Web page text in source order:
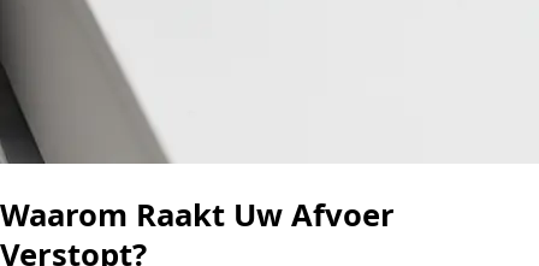
Waarom Raakt Uw Afvoer
Verstopt?